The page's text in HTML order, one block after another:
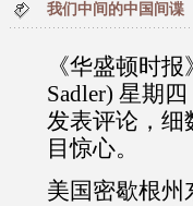
我们中间的中国间谍
《华盛顿时
Sadler) 星期
发表评论，细
目惊心。
美国密歇根州